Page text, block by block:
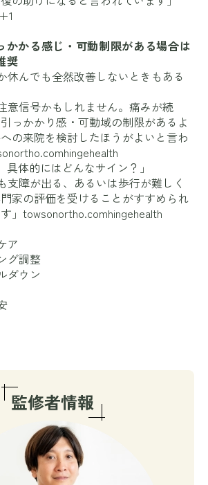
かかる感じ・可動制限がある場合は
奨
休んでも全然改善しないときもある
意信号かもしれません。痛みが続
っかかり感・可動域の制限があるよ
の来院を検討したほうがよいと言わ
hingehealth
体的にはどんなサイン？」
支障が出る、あるいは歩行が難しく
家の評価を受けることがすすめられ
」 towsonortho.comhingehealth
ア
グ調整
ダウン